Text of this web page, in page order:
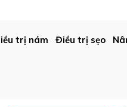
trị nám Điều trị sẹo